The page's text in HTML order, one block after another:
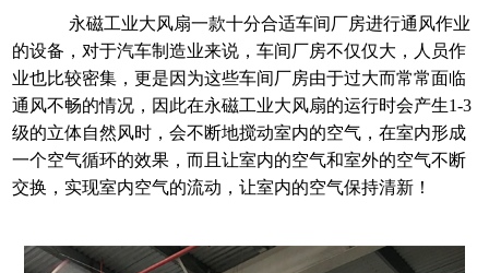
永磁工业大风扇一款十分合适车间厂房进行通风作业
的设备，对于汽车制造业来说，车间厂房不仅仅大，人员作
业也比较密集，更是因为这些车间厂房由于过大而常常面临
通风不畅的情况，因此在永磁工业大风扇的运行时会产生1-3
级的立体自然风时，会不断地搅动室内的空气，在室内形成
一个空气循环的效果，而且让室内的空气和室外的空气不断
交换，实现室内空气的流动，让室内的空气保持清新！